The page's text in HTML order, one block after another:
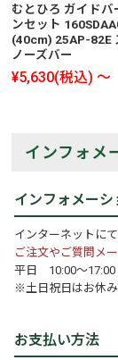
むとひろ ガイドバ
ンセット
(40cm) 25AP-82E
ノーズバー
¥5,630(税込) ～
インフォメ
インフォメーシ
インターネットに
ご注文やご質問メ
平日 10:00～17:00
※土日祝日はお休み
お支払い方法